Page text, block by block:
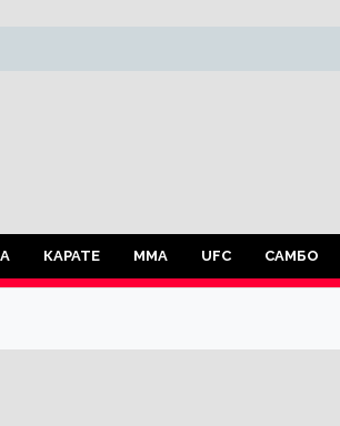
КАРАТЕ ММА UFC САМБО